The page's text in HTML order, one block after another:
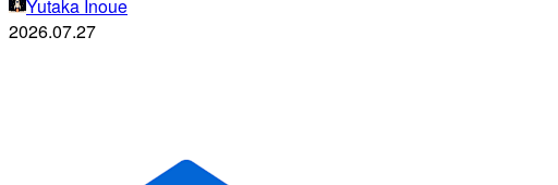
Yutaka Inoue
2026.07.27